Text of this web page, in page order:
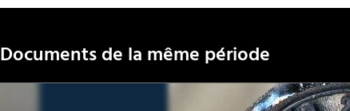
Documents de la même période